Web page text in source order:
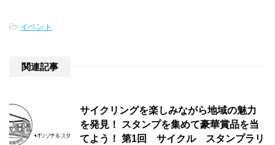
-イベント
関連記事
サイクリングを楽しみながら地域の魅力
を発見！ スタンプを集めて豪華賞品を当
てよう！ 第1回 サイクル スタンプラリ